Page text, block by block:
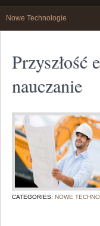
Nowe Technologie
Przyszłość
nauczanie
CATEGORIES: NOWE